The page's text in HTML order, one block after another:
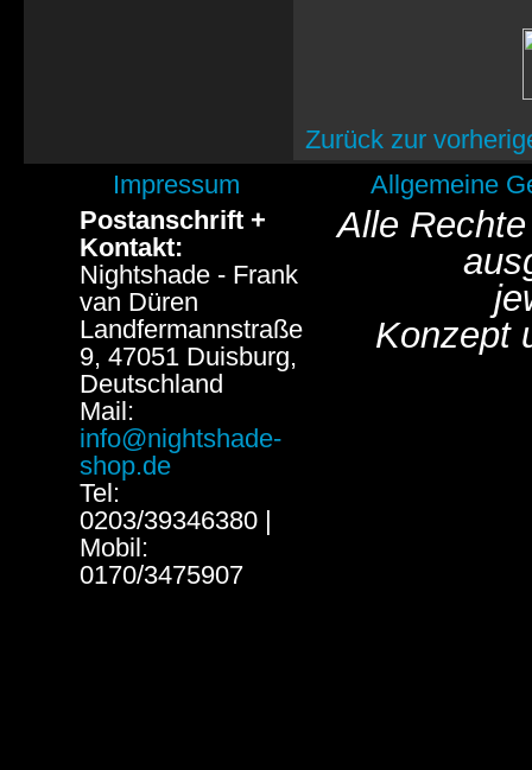
Zurück zur
Impressum
Allgemeine
Postanschrift +
Kontakt:
Nightshade - Frank
van Düren
Landfermannstraße
9, 47051 Duisburg,
Deutschland
Mail:
info@nightshade-
shop.de
Tel:
0203/39346380 |
Mobil:
0170/3475907
Alle
Konzept